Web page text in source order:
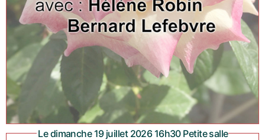
Le dimanche 19 juillet 2026 16h30 Petite salle